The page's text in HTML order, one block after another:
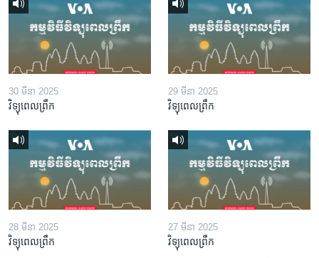
30 មីនា 2025
វិទ្យុពេលព្រឹក
29 មីនា 2025
វិទ្យុពេលព្រឹក
28 មីនា 2025
វិទ្យុពេលព្រឹក
27 មីនា 2025
វិទ្យុពេលព្រឹក